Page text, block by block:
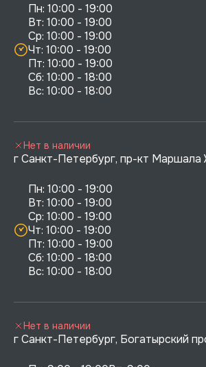
Пн: 10:00 - 19:00
Вт: 10:00 - 19:00
Ср: 10:00 - 19:00
Чт: 10:00 - 19:00
Пт: 10:00 - 19:00
Сб: 10:00 - 18:00
г Санкт-Петербург, пр-кт Маршала
Пн: 10:00 - 19:00
Вт: 10:00 - 19:00
Ср: 10:00 - 19:00
Чт: 10:00 - 19:00
Пт: 10:00 - 19:00
Сб: 10:00 - 18:00
Нет в наличии
г Санкт-Петербург, Богатырский
Нет в наличии